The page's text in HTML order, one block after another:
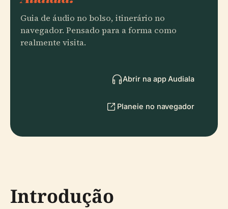
Guia de áudio no bolso, itinerário no
navegador. Pensado para a forma como
realmente visita.
Abrir na app Audiala
Planeie no navegador
Introdução